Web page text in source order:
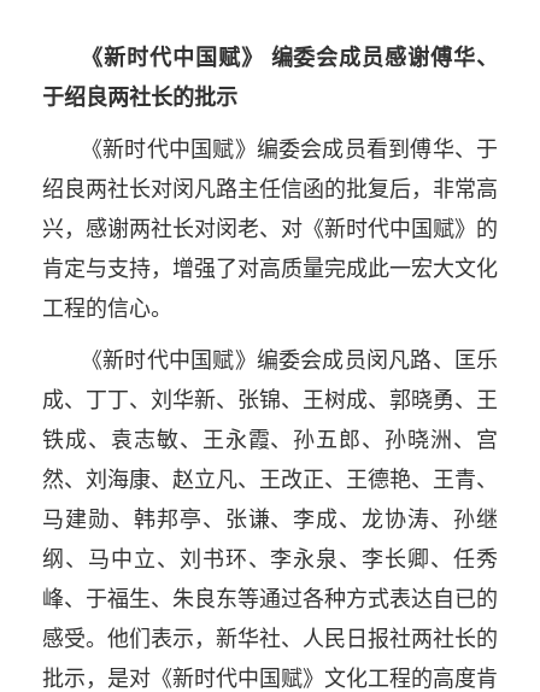
《新时代中国赋》 编委会成员感谢傅华、
于绍良两社长的批示
《新时代中国赋》编委会成员看到傅华、于
绍良两社长对闵凡路主任信函的批复后，非常高
兴，感谢两社长对闵老、对《新时代中国赋》的
肯定与支持，增强了对高质量完成此一宏大文化
工程的信心。
《新时代中国赋》编委会成员闵凡路、匡乐
成、丁丁、刘华新、张锦、王树成、郭晓勇、王
铁成、袁志敏、王永霞、孙五郎、孙晓洲、宫
然、刘海康、赵立凡、王改正、王德艳、王青、
马建勋、韩邦亭、张谦、李成、龙协涛、孙继
纲、马中立、刘书环、李永泉、李长卿、任秀
峰、于福生、朱良东等通过各种方式表达自已的
感受。他们表示，新华社、人民日报社两社长的
批示，是对《新时代中国赋》文化工程的高度肯